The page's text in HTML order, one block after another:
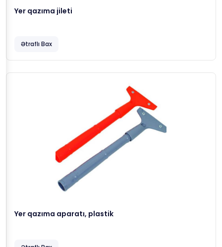
Yer qazıma jileti
Ətraflı Bax
Yer qazıma aparatı, plastik